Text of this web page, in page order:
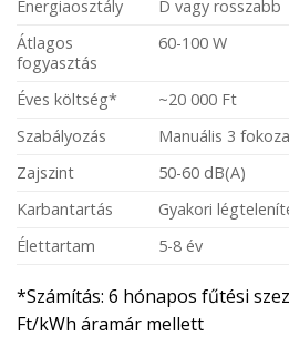
Energiaosztály
D vagy rosszabb
Átlagos
fogyasztás
60-100 W
Éves költség* ~20 000 Ft
Szabályozás
Manuális 3
Zajszint
50-60 dB(A)
Karbantartás
Gyakori
Élettartam
5-8 év
*Számítás: 6 hónapos fűtési
Ft/kWh áramár mellett